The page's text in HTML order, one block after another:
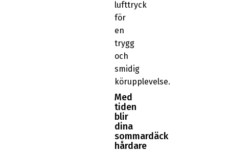
lufttryck
för
en
trygg
och
smidig
körupplevelse.
Med
tiden
blir
dina
sommardäck
hårdare